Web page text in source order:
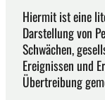
Hiermit ist eine
Darstellung von
Schwächen,
Ereignissen und
Übertreibung